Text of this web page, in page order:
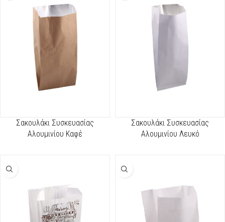
Σακουλάκι Συσκευασίας
Αλουμινίου Καφέ
Σακουλάκι Συσκευασίας
Αλουμινίου Λευκό